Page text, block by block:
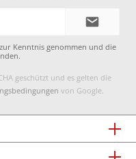
zur Kenntnis genommen und die
geschützt und es gelten die
von Google.